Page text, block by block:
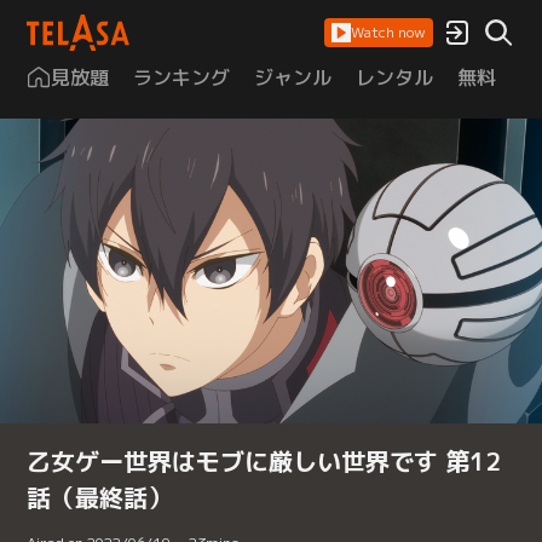
Watch now
見放題 ランキング ジャンル レンタル 無料
乙女ゲー世界はモブに厳しい世界です 第12
話（最終話）